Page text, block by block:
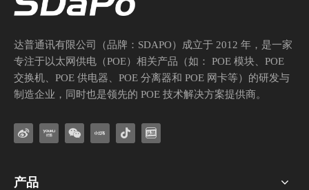
智慧显示，供电革新——DP2660-SX/DP3063-SX PoE PD模块赋能商用显示新时代
在数字化转型的浪潮中，商用显示器已成为企业形象展示、教
达普通讯有限公司（品牌：SDAPO）成立于 2012 年，是一家
专注于以太网供电（POE）相关产品（如： POE 模块、POE
交换机、POE 供电器、POE 分离器和 POE 网卡等）的研发与
制造企业，同时也是领先的 POE 技术解决方案提供商。
产品